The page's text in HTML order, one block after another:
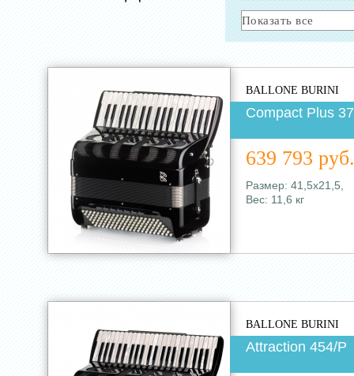
BALLONE BURINI
Compact Plus
639 793 руб.
Размер: 41,5х21,5,
Вес: 11,6 кг
BALLONE BURINI
Аttraction 454/Р